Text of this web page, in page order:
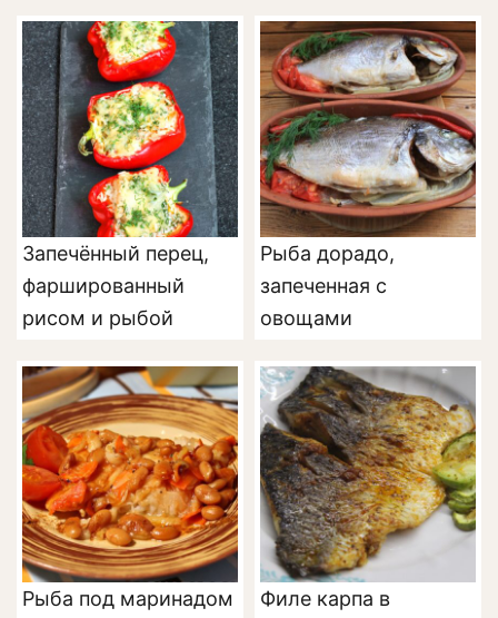
Запечённый перец,
фаршированный
рисом и рыбой
Рыба дорадо,
запеченная с
овощами
Рыба под маринадом
Филе карпа в